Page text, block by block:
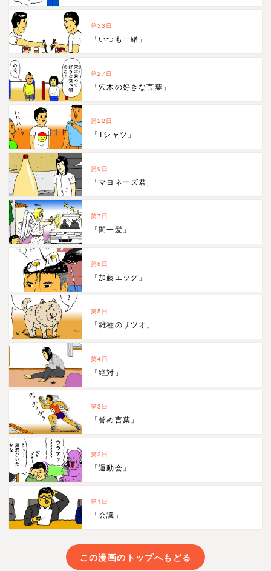
第33日
「いつも一緒」
第27日
「穴木の好きな言葉」
第22日
「Tシャツ」
第9日
「マヨネーズ君」
第7日
「間一髪」
第6日
「加藤エッグ」
第5日
「雑種のザツオ」
第4日
「絶対」
第3日
「誉め言葉」
第2日
「運動会」
第1日
「会議」
この漫画のトップへもどる